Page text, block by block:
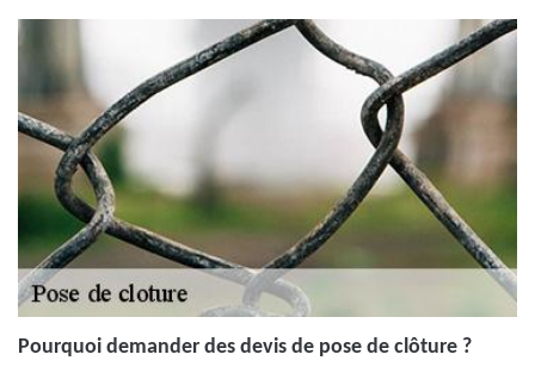
Pourquoi demander des devis de pose de clôture ?